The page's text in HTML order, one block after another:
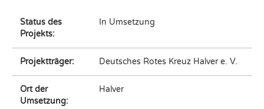
Status des
Projekts:
In Umsetzung
Projektträger: Deutsches Rotes Kreuz Halver e. V.
Ort der
Umsetzung:
Halver